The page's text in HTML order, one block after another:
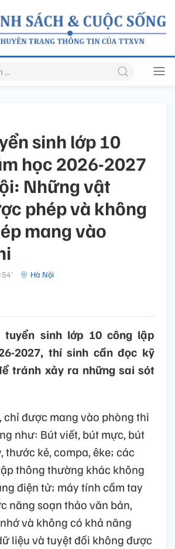
sinh lớp 10
học 2026-2027
Những vật
phép và không
mang vào
Hà Nội
sinh lớp 10 công lập
2027, thí sinh cần đọc kỹ
tránh xảy ra những sai sót
chỉ được mang vào phòng thi
như: Bút viết, bút mực, bút
thước kẻ, compa, êke; các
thông thường khác không
điện tử; máy tính cầm tay
năng soạn thảo văn bản,
và không có khả năng
liệu và tuyệt đối không được